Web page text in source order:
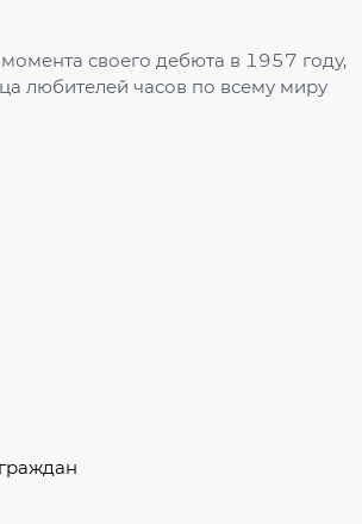
своего дебюта в 1957 году,
любителей часов по всему миру